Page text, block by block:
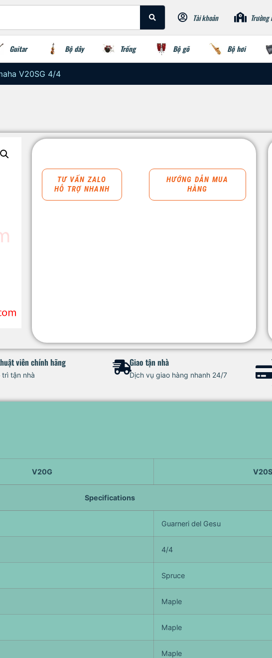
Tài khoản Trường
Guitar Bộ dây Trống Bộ gõ Bộ hơi
V20SG 4/4
TƯ VẤN ZALO
HỖ TRỢ NHANH
HƯỚNG DẪN MUA
HÀNG
viên chính hãng
trì tận nhà
Giao tận nhà
Dịch vụ giao hàng nhanh 24/7
V20G
Specifications
Guarneri del Gesu
4/4
Spruce
Maple
Maple
Maple